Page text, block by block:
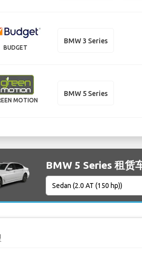
BUDGET
BMW 3 Series
MOTION
BMW 5 Series
BMW 5 Series 租赁